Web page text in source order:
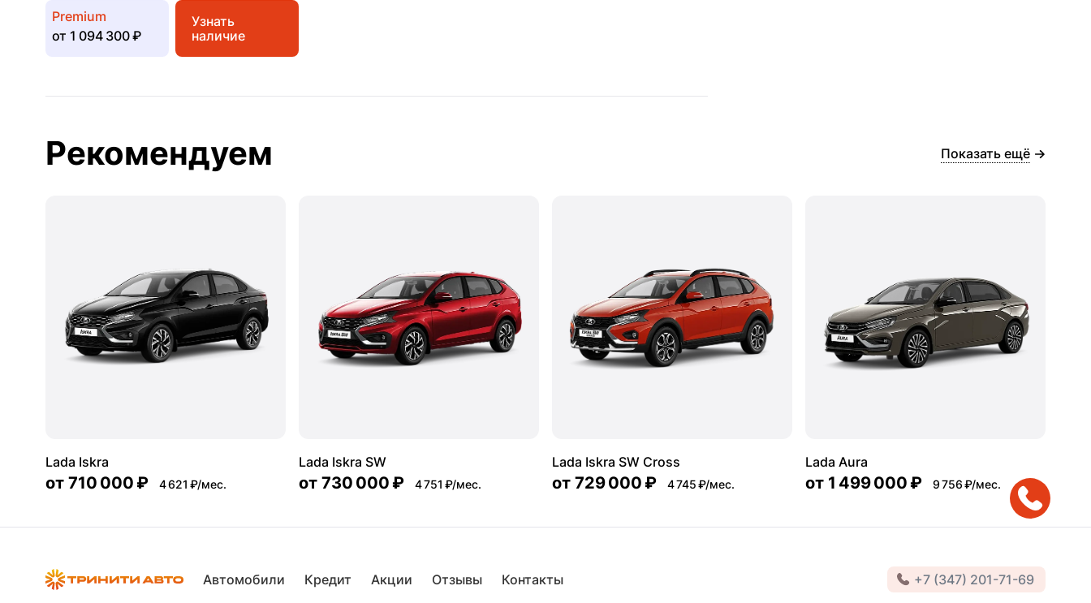
Premium
от 1 094 300 ₽
Узнать
наличие
Рекомендуем Показать ещё
Lada Iskra
от 710 000 ₽ 4 621 ₽/мес.
Lada Iskra SW
от 730 000 ₽ 4 751 ₽/мес.
Lada Iskra SW Cross
от 729 000 ₽ 4 745 ₽/мес.
Lada Aura
от 1 499 000 ₽ 9 756 ₽/мес.
Автомобили Кредит Акции Отзывы Контакты +7 (347) 201-71-69